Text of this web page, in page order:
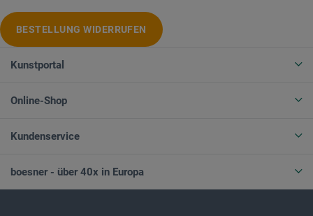
BESTELLUNG WIDERRUFEN
Kunstportal
Online-Shop
Kundenservice
boesner - über 40x in Europa